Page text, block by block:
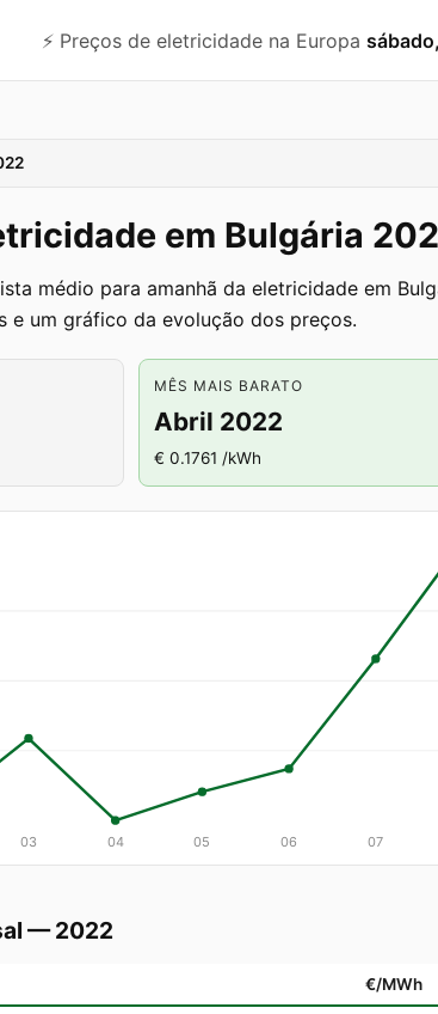
⚡️ Preços de eletricidade na Europa
em Bulgária
médio para amanhã da eletricidade em
e um gráfico da evolução dos preços.
MÊS MAIS BARATO
Abril 2022
€ 0.1761 /kWh
03 04 05 06 07
— 2022
€/MWh